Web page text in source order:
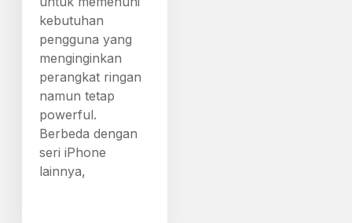
kebutuhan
pengguna yang
menginginkan
perangkat ringan
namun tetap
powerful.
Berbeda dengan
seri iPhone
lainnya,